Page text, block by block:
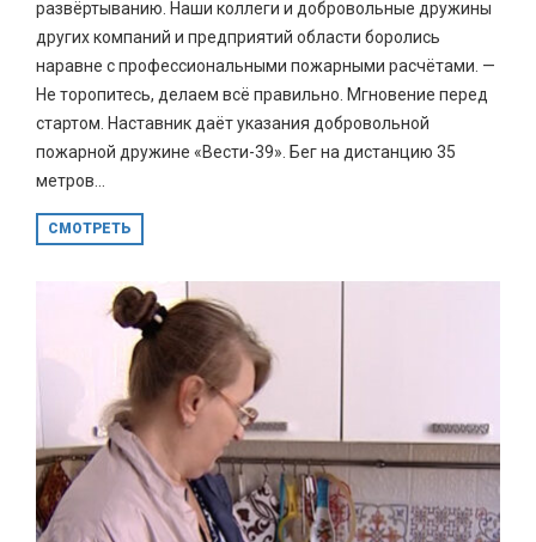
развёртыванию. Наши коллеги и добровольные дружины
других компаний и предприятий области боролись
наравне с профессиональными пожарными расчётами. —
Не торопитесь, делаем всё правильно. Мгновение перед
стартом. Наставник даёт указания добровольной
пожарной дружине «Вести-39». Бег на дистанцию 35
метров...
СМОТРЕТЬ